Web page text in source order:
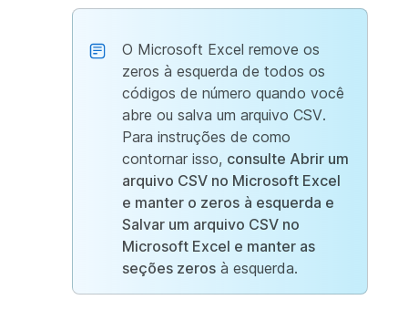
O Microsoft Excel remove os
zeros à esquerda de todos os
códigos de número quando você
abre ou salva um arquivo CSV.
Para instruções de como
contornar isso, consulte Abrir um
arquivo CSV no Microsoft Excel
e manter o zeros à esquerda e
Salvar um arquivo CSV no
Microsoft Excel e manter as
seções zeros à esquerda.